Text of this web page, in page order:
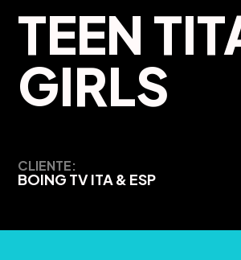
TEEN
GIRLS
CLIENTE:
BOING TV ITA & ESP